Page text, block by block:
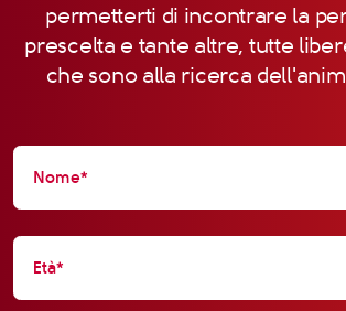
permetterti di incontrare la
prescelta e tante altre, tutte
che sono alla ricerca